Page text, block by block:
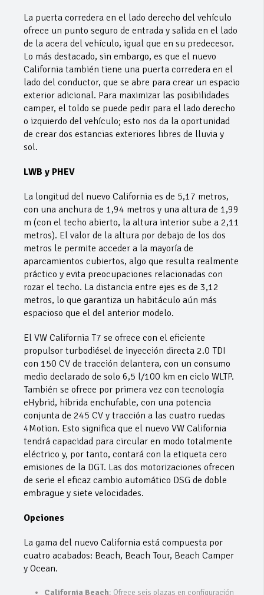
La puerta corredera en el lado derecho del vehículo
ofrece un punto seguro de entrada y salida en el lado
de la acera del vehículo, igual que en su predecesor.
Lo más destacado, sin embargo, es que el nuevo
California también tiene una puerta corredera en el
lado del conductor, que se abre para crear un espacio
exterior adicional. Para maximizar las posibilidades
camper, el toldo se puede pedir para el lado derecho
o izquierdo del vehículo; esto nos da la oportunidad
de crear dos estancias exteriores libres de lluvia y
sol.
LWB y PHEV
La longitud del nuevo California es de 5,17 metros,
con una anchura de 1,94 metros y una altura de 1,99
m (con el techo abierto, la altura interior sube a 2,11
metros). El valor de la altura por debajo de los dos
metros le permite acceder a la mayoría de
aparcamientos cubiertos, algo que resulta realmente
práctico y evita preocupaciones relacionadas con
rozar el techo. La distancia entre ejes es de 3,12
metros, lo que garantiza un habitáculo aún más
espacioso que el del anterior modelo.
El VW California T7 se ofrece con el eficiente
propulsor turbodiésel de inyección directa 2.0 TDI
con 150 CV de tracción delantera, con un consumo
medio declarado de solo 6,5 l/100 km en ciclo WLTP.
También se ofrece por primera vez con tecnología
eHybrid, híbrida enchufable, con una potencia
conjunta de 245 CV y tracción a las cuatro ruedas
4Motion. Esto significa que el nuevo VW California
tendrá capacidad para circular en modo totalmente
eléctrico y, por tanto, contará con la etiqueta cero
emisiones de la DGT. Las dos motorizaciones ofrecen
de serie el eficaz cambio automático DSG de doble
embrague y siete velocidades.
Opciones
La gama del nuevo California está compuesta por
cuatro acabados: Beach, Beach Tour, Beach Camper
y Ocean.
California Beach: Ofrece seis plazas en configuración